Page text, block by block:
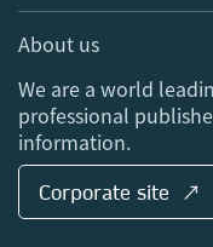
Sales and account
Media Centre
Locations & Contact
About us
We are a world
professional
information.
Corporate site ↗